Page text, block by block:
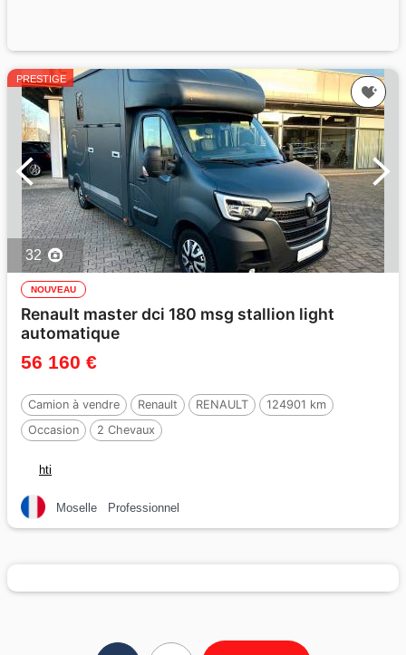
PRESTIGE
32
NOUVEAU
Renault master dci 180 msg stallion light
automatique
56 160 €
Camion à vendre Renault RENAULT
124901 km
Occasion
2 Chevaux
hti
Moselle Professionnel